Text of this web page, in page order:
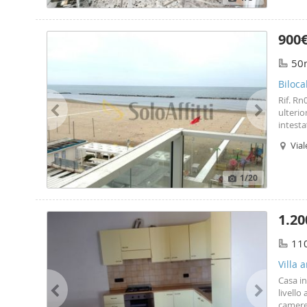
1/20
Rif.
solo
dalla
di 17
Villa
Casa
livello